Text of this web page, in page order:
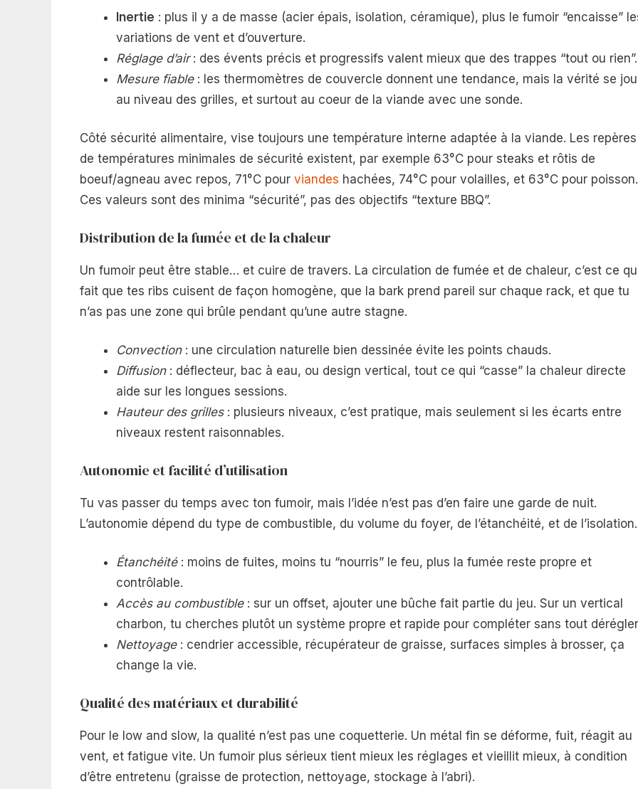
Inertie : plus il y a de masse (acier épais, isolation, céramique), plus le fumoir “encaisse”
variations de vent et d’ouverture.
Réglage d’air: des évents précis et progressifs valent mieux que des trappes “tout ou rien”.
Mesure fiable: les thermomètres de couvercle donnent une tendance, mais la vérité se
au niveau des grilles, et surtout au coeur de la viande avec une sonde.
Côté sécurité alimentaire, vise toujours une température interne adaptée à la viande. Les repères
de températures minimales de sécurité existent, par exemple 63°C pour steaks et rôtis de
boeuf/agneau avec repos, 71°C pour viandes hachées, 74°C pour volailles, et 63°C pour poisson.
Ces valeurs sont des minima “sécurité”, pas des objectifs “texture BBQ”.
Distribution de la fumée et de la chaleur
Un fumoir peut être stable… et cuire de travers. La circulation de fumée et de chaleur, c’est ce
fait que tes ribs cuisent de façon homogène, que la bark prend pareil sur chaque rack, et que tu
n’as pas une zone qui brûle pendant qu’une autre stagne.
Convection: une circulation naturelle bien dessinée évite les points chauds.
Diffusion: déflecteur, bac à eau, ou design vertical, tout ce qui “casse” la chaleur directe
aide sur les longues sessions.
Hauteur des grilles: plusieurs niveaux, c’est pratique, mais seulement si les écarts entre
niveaux restent raisonnables.
Autonomie et facilité d’utilisation
Tu vas passer du temps avec ton fumoir, mais l’idée n’est pas d’en faire une garde de nuit.
L’autonomie dépend du type de combustible, du volume du foyer, de l’étanchéité, et de l’isolation.
Étanchéité: moins de fuites, moins tu “nourris” le feu, plus la fumée reste propre et
contrôlable.
Accès au combustible: sur un offset, ajouter une bûche fait partie du jeu. Sur un vertical
charbon, tu cherches plutôt un système propre et rapide pour compléter sans tout
Nettoyage: cendrier accessible, récupérateur de graisse, surfaces simples à brosser, ça
change la vie.
Qualité des matériaux et durabilité
Pour le low and slow, la qualité n’est pas une coquetterie. Un métal fin se déforme, fuit, réagit au
vent, et fatigue vite. Un fumoir plus sérieux tient mieux les réglages et vieillit mieux, à condition
d’être entretenu (graisse de protection, nettoyage, stockage à l’abri).